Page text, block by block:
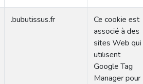
.bubutissus.fr
Ce cookie est
associé à des
sites Web qui
utilisent
Google Tag
Manager pour